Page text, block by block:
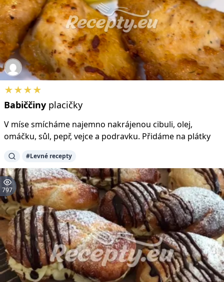
★★★★
Babiččiny placičky
V míse smícháme najemno nakrájenou cibuli, olej,
omáčku, sůl, pepř, vejce a podravku. Přidáme na plátky
#Levné recepty
797